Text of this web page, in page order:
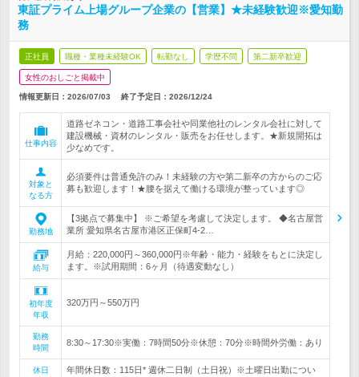
東証プライム上場グループ企業の【営業】★未経験歓迎※愛知勤
務
正社員 職種・業種未経験OK 転勤なし 学歴不問 第二新卒歓迎
女性のおしごと掲載中
情報更新日：2026/07/03 終了予定日： 2026/12/24
仕事内容
道路ゼネコン・道路工事会社や同業他社のレンタル会社に対して
建設機械・資材のレンタル・販売をお任せします。★新規開拓は
少なめです。
対象と
なる方
必須要件は普通免許のみ！未経験の方や第二新卒の方からのご応
募も歓迎します！★腰を据えて働ける環境が整っています◎
勤務地
【3拠点で募集中】 ※ご希望を考慮して決定します。 ◆名古屋営
業所 愛知県名古屋市港区正保町4-2…
給与
月給：220,000円～360,000円※年齢・能力・経験をもとに決定し
ます。※試用期間：6ヶ月（待遇変動なし）
初年度
年収
320万円～550万円
勤務
時間
8:30～17:30※実働：7時間50分※休憩：70分※時間外労働：あり
休日
年間休日数：115日* 週休二日制（土日祝）※土曜日出勤につい